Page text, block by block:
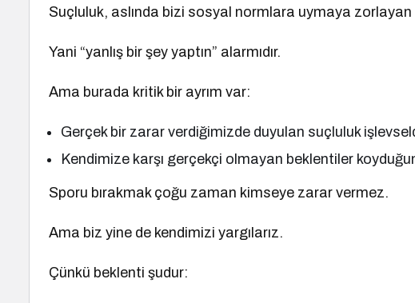
Suçluluk, aslında bizi sosyal normlara uymaya zorlayan
Yani “yanlış bir şey yaptın” alarmıdır.
Ama burada kritik bir ayrım var:
Gerçek bir zarar verdiğimizde duyulan suçluluk
Kendimize karşı gerçekçi olmayan beklentiler
Sporu bırakmak çoğu zaman kimseye zarar vermez.
Ama biz yine de kendimizi yargılarız.
Çünkü beklenti şudur: